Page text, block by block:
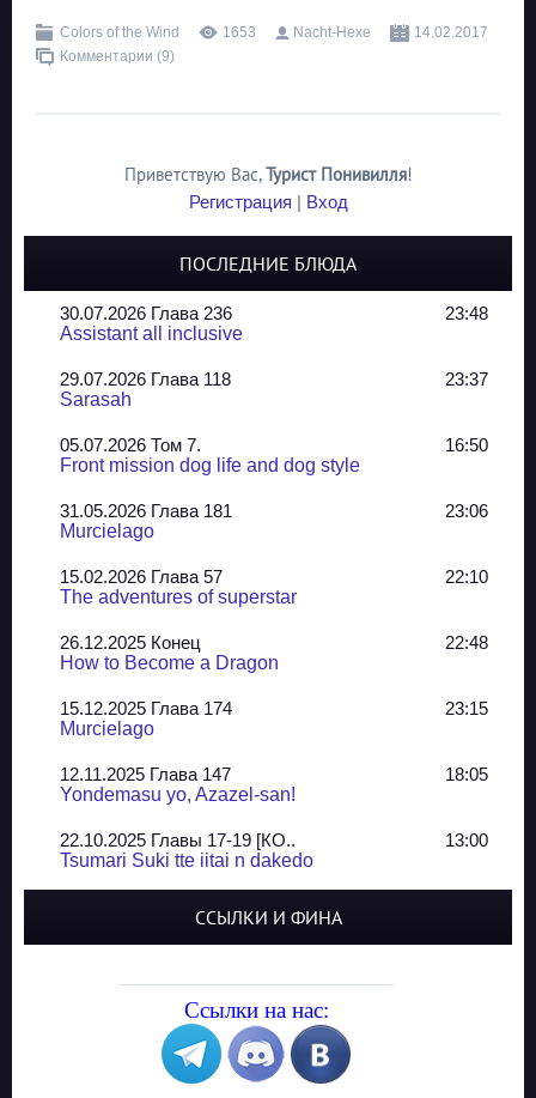
Colors of the Wind 1653 Nacht-Hexe
14.02.2017
Комментарии (9)
Приветствую Вас,Турист Понивилля!
Регистрация | Вход
ПОСЛЕДНИЕ БЛЮДА
30.07.2026 Глава 236
23:48
Assistant all inclusive
29.07.2026 Глава 118
23:37
Sarasah
05.07.2026 Том 7.
16:50
Front mission dog life and dog style
31.05.2026 Глава 181
23:06
Murcielago
15.02.2026 Глава 57
22:10
The adventures of superstar
26.12.2025 Конец
22:48
How to Become a Dragon
15.12.2025 Глава 174
23:15
Murcielago
12.11.2025 Глава 147
18:05
Yondemasu yo, Azazel-san!
22.10.2025 Главы 17-19 [КО..
13:00
Tsumari Suki tte iitai n dakedo
Yozakura Shijuusou
08.08.2025 Глава 50
A Compendium of Ghosts
ССЫЛКИ И ФИНА
Ссылки на нас: